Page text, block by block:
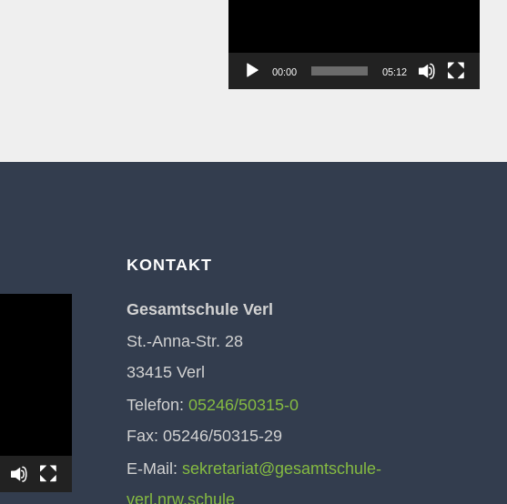
00:00 05:12
KONTAKT
Gesamtschule Verl
St.-Anna-Str. 28
33415 Verl
Telefon: 05246/50315-0
Fax: 05246/50315-29
E-Mail: sekretariat@gesamtschule-
verl.nrw.schule